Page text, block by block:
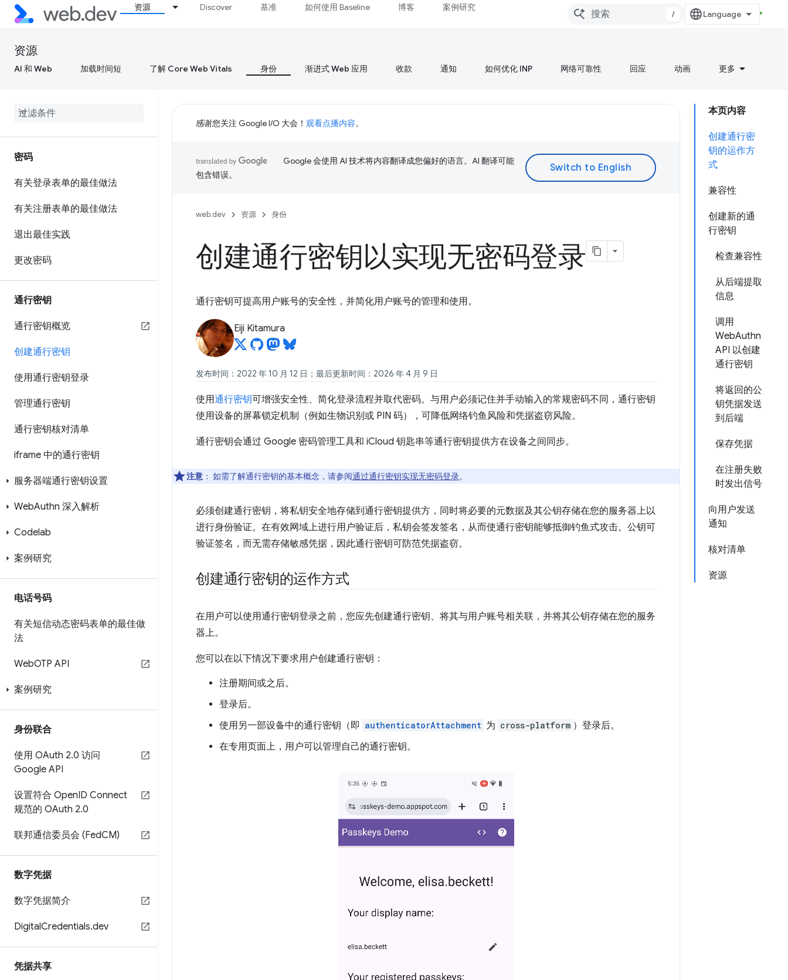
资源 Discover 基准 如何使用 Baseline 博客 案例研究
/
资源
AI 和 Web 加载时间短 了解 Core Web Vitals 身份 渐进式 Web 应用 收款 通知 如何优化 INP 网络可靠性 回应 动画 更多
密码
有关登录表单的最佳做法
有关注册表单的最佳做法
退出最佳实践
更改密码
通行密钥
通行密钥概览
创建通行密钥
使用通行密钥登录
管理通行密钥
通行密钥核对清单
iframe 中的通行密钥
服务器端通行密钥设置
WebAuthn 深入解析
Codelab
案例研究
电话号码
有关短信动态密码表单的最佳做
法
WebOTP API
案例研究
身份联合
使用 OAuth 2.0 访问
Google API
设置符合 OpenID Connect
规范的 OAuth 2.0
联邦通信委员会 (FedCM)
数字凭据
数字凭据简介
DigitalCredentials.dev
凭据共享
本页内容
创建通行密
钥的运作方
式
兼容性
创建新的通
行密钥
检查兼容性
从后端提取
信息
调用
WebAuthn
API 以创建
通行密钥
将返回的公
钥凭据发送
到后端
保存凭据
在注册失败
时发出信号
向用户发送
通知
核对清单
资源
感谢您关注 Google I/O 大会！ 观看点播内容。
Google 会使用 AI 技术将内容翻译成您偏好的语言。AI 翻译可能
包含错误。
web.dev 资源 身份
创建通行密钥以实现无密码登录
通行密钥可提高用户账号的安全性，并简化用户账号的管理和使用。
Eiji Kitamura
发布时间：2022 年 10 月 12 日；最后更新时间：2026 年 4 月 9 日
使用通行密钥可增强安全性、简化登录流程并取代密码。与用户必须记住并手动输入的常规密码不同，通行密钥
使用设备的屏幕锁定机制（例如生物识别或 PIN 码），可降低网络钓鱼风险和凭据盗窃风险。
通行密钥会通过 Google 密码管理工具和 iCloud 钥匙串等通行密钥提供方在设备之间同步。
注意 ： 如需了解通行密钥的基本概念，请参阅通过通行密钥实现无密码登录。
必须创建通行密钥，将私钥安全地存储到通行密钥提供方，同时将必要的元数据及其公钥存储在您的服务器上以
进行身份验证。在有效网域上进行用户验证后，私钥会签发签名，从而使通行密钥能够抵御钓鱼式攻击。公钥可
验证签名，而无需存储敏感凭据，因此通行密钥可防范凭据盗窃。
创建通行密钥的运作方式
在用户可以使用通行密钥登录之前，您应先创建通行密钥、将其与用户账号相关联，并将其公钥存储在您的服务
器上。
您可以在以下情况下要求用户创建通行密钥：
注册期间或之后。
登录后。
使用另一部设备中的通行密钥（即 authenticatorAttachment 为 cross-platform ）登录后。
在专用页面上，用户可以管理自己的通行密钥。